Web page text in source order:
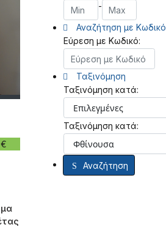
-
Αναζήτηση με Κωδικό
Εύρεση με Κωδικό:
Ταξινόμηση
Ταξινόμηση κατά:
Ταξινόμηση κατά:
Αναζήτηση